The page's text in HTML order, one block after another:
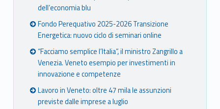
dell’economia blu
Fondo Perequativo 2025-2026 Transizione
Energetica: nuovo ciclo di seminari online
“Facciamo semplice l’Italia”, il ministro Zangrillo a
Venezia. Veneto esempio per investimenti in
innovazione e competenze
Lavoro in Veneto: oltre 47 mila le assunzioni
previste dalle imprese a luglio